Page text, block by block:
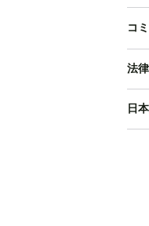
コ
法律
日